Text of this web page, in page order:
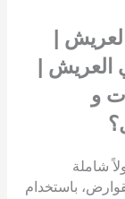
|
العريش |
و
شاملة
باستخدام